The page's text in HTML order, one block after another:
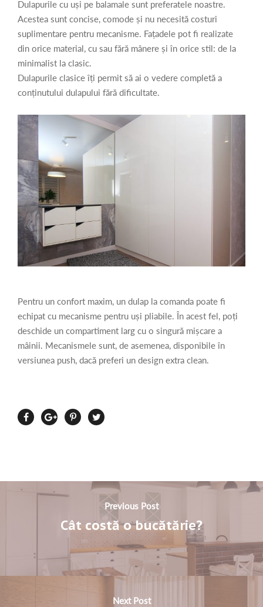
Dulapurile cu uși pe balamale sunt preferatele noastre.
Acestea sunt concise, comode și nu necesită costuri
suplimentare pentru mecanisme. Fațadele pot fi realizate
din orice material, cu sau fără mânere și în orice stil: de la
minimalist la clasic.
Dulapurile clasice îți permit să ai o vedere completă a
conținutului dulapului fără dificultate.
Pentru un confort maxim, un dulap la comanda poate fi
echipat cu mecanisme pentru uși pliabile. În acest fel, poți
deschide un compartiment larg cu o singură mișcare a
mâinii. Mecanismele sunt, de asemenea, disponibile în
versiunea push, dacă preferi un design extra clean.
Previous Post
Cât costă o bucătărie?
Next Post